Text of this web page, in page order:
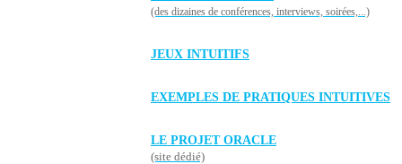
(des dizaines de conférences, interviews, soirées,...)
JEUX INTUITIFS
EXEMPLES DE PRATIQUES INTUITIVES
LE PROJET ORACLE
(site dédié)